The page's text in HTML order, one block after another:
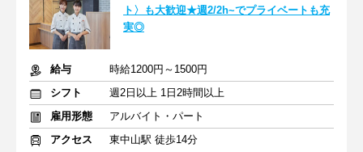
ト〉も大歓迎★週2/2h~でプライベートも充
実◎
給与
時給1200円～1500円
シフト
週2日以上 1日2時間以上
雇用形態
アルバイト・パート
アクセス
東中山駅 徒歩14分